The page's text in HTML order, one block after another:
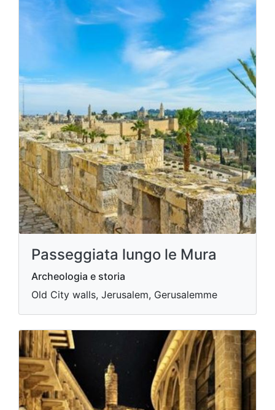
Passeggiata lungo le Mura
Archeologia e storia
Old City walls, Jerusalem, Gerusalemme